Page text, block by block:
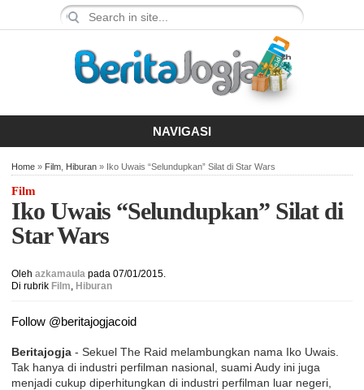
NAVIGASI
Home » Film Hiburan » Iko Uwais “Selundupkan” Silat di Star Wars
Film
Iko Uwais “Selundupkan” Silat di
Star Wars
Olehazkamaula pada 07/01/2015.
Di rubrik Film Hiburan
Follow @beritajogjacoid
Beritajogja - Sekuel The Raid melambungkan nama Iko Uwais.
Tak hanya di industri perfilman nasional, suami Audy ini juga
menjadi cukup diperhitungkan di industri perfilman luar negeri,